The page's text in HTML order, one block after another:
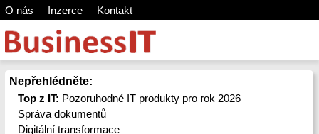
O nás Inzerce Kontakt
Nepřehlédněte:
Top z IT: Pozoruhodné IT produkty pro rok 2026
Správa dokumentů
Digitální transformace